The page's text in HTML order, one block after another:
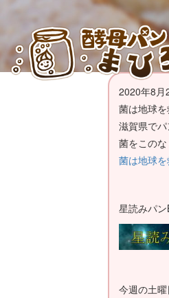
2020年8月
菌は地球
滋賀県でパ
菌をこのな
菌は地球
星読みパ
今週の土曜